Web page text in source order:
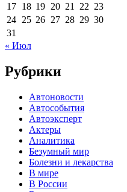
17 18 19 20 21 22 23
24 25 26 27 28 29 30
31
« Июл
Рубрики
Автоновости
Автособытия
Автоэксперт
Актеры
Аналитика
Безумный мир
Болезни и лекарства
В мире
В России